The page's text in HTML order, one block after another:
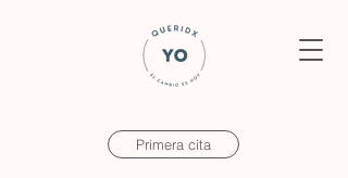
Primera cita